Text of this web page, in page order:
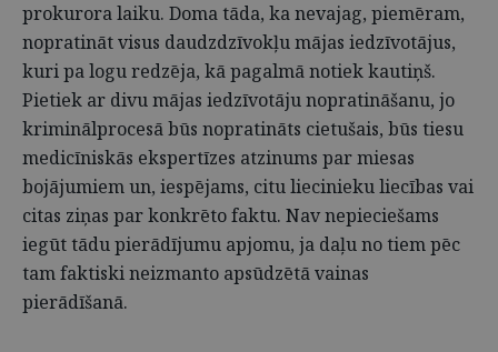
prokurora laiku. Doma tāda, ka nevajag, piemēram,
nopratināt visus daudzdzīvokļu mājas iedzīvotājus,
kuri pa logu redzēja, kā pagalmā notiek kautiņš.
Pietiek ar divu mājas iedzīvotāju nopratināšanu, jo
kriminālprocesā būs nopratināts cietušais, būs tiesu
medicīniskās ekspertīzes atzinums par miesas
bojājumiem un, iespējams, citu liecinieku liecības vai
citas ziņas par konkrēto faktu. Nav nepieciešams
iegūt tādu pierādījumu apjomu, ja daļu no tiem pēc
tam faktiski neizmanto apsūdzētā vainas
pierādīšanā.